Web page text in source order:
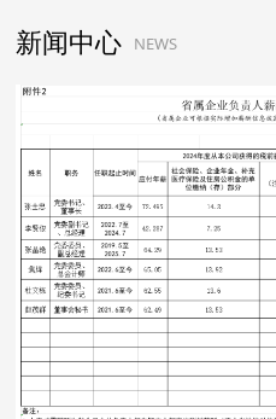
新闻中心 NEWS